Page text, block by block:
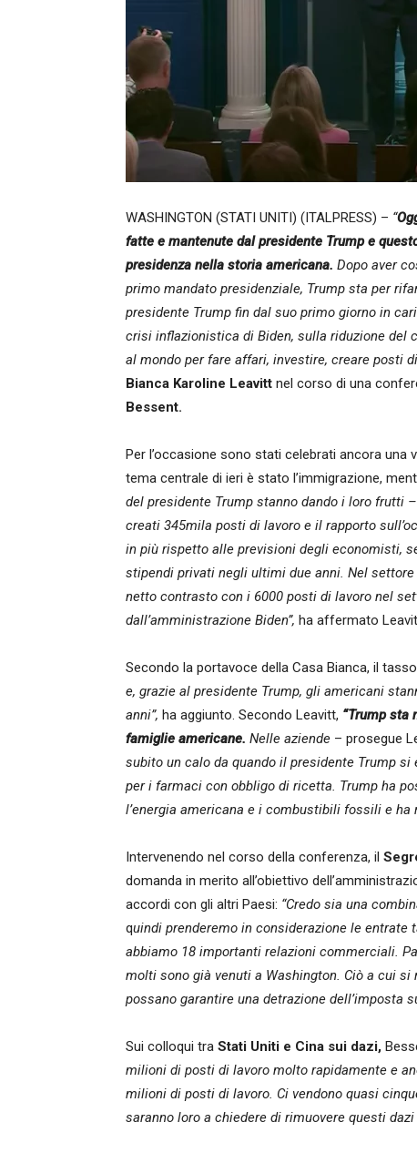
WASHINGTON (STATI UNITI) (ITALPRESS) – “
fatte e mantenute dal presidente Trump e
presidenza nella storia americana. Dopo aver
primo mandato presidenziale, Trump sta per
presidente Trump fin dal suo primo giorno in
crisi inflazionistica di Biden, sulla riduzione
al mondo per fare affari, investire, creare posti
Bianca Karoline Leavitt nel corso di una
Bessent.
Per l’occasione sono stati celebrati ancora una
tema centrale di ieri è stato l’immigrazione,
del presidente Trump stanno dando i loro frutti –
creati 345mila posti di lavoro e il rapporto
in più rispetto alle previsioni degli economisti,
stipendi privati negli ultimi due anni. Nel
netto contrasto con i 6000 posti di lavoro nel
dall’amministrazione Biden”, ha affermato
Secondo la portavoce della Casa Bianca, il
e, grazie al presidente Trump, gli americani
anni”, ha aggiunto. Secondo Leavitt, “Trump sta
famiglie americane. Nelle aziende – prosegue
subito un calo da quando il presidente Trump
per i farmaci con obbligo di ricetta. Trump ha
l’energia americana e i combustibili fossili e
Intervenendo nel corso della conferenza, il
domanda in merito all’obiettivo
accordi con gli altri Paesi: “Credo sia una
quindi prenderemo in considerazione le
abbiamo 18 importanti relazioni commerciali.
molti sono già venuti a Washington. Ciò a cui
possano garantire una detrazione dell’imposta
Sui colloqui tra Stati Uniti e Cina sui dazi,
milioni di posti di lavoro molto rapidamente e
milioni di posti di lavoro. Ci vendono quasi
saranno loro a chiedere di rimuovere questi